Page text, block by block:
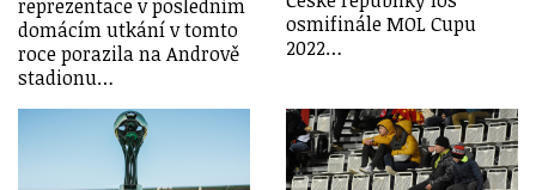
reprezentace v posledním
domácím utkání v tomto
roce porazila na Andrově
stadionu…
osmifinále MOL Cupu
2022…